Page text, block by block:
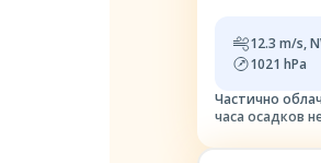
12.3 m/s,
1021 hPa
Частично
часа осадков